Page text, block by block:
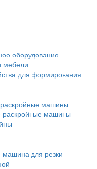
оборудование
мебели
для формирования
машины
раскройные машины
машина для резки